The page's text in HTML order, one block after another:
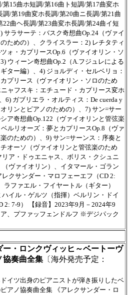
第15曲ホ短調/第16曲ト短調/第17曲変ホ
調/第19曲変ホ長調/第20曲ニ長調/第21曲
22曲ヘ長調/第23曲変ホ長調/第24曲イ短
サラサーテ：バスク奇想曲Op.24（ヴァイ
ための）、クライスラー：2) レチタティ
ォ・カプリースOp.6（ヴァイオリン・ソ
ウィーン奇想曲Op.2（A.フジュレによる
ター編）、4) ジョルディ・セルベリョ：
プリース（ヴァイオリン・ソロのため
ャフスキ：エチュード・カプリース変ホ
6) ガブリエラ・オルティス：De cuerda y
リンとピアノのための）、7) サン=サー
ア奇想曲Op.122（ヴァイオリンと管弦楽
ルリオーズ：夢とカプリースOp.8（ヴァ
のための）、9) サン=サーンス：序奏と
オーソ（ヴァイオリンと管弦楽のため
ア・ドゥエニャス、ボリス・クシュニ
（ヴァイオリン）、イタマール・ゴラン
レクサンダー・マロフェーエフ（CD 2:
ラファエル・フイヤートル（ギター）
ハイル・ゲルツ（指揮）ベルリン・ドイ
2: 7-9） 【録音】2023年9月－2024年9
、プファッフェンドルフ ※デジパック
ー・ロンクヴィッヒ～ベートーヴ
協奏曲全集 〔海外発売予定：
イツ出身のピアニストが弾き振りしたベ
アノ協奏曲全集 《アレクサンダー・ロ